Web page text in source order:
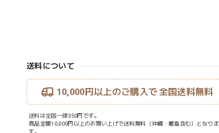
送料について
10,000円以上のご購入で全国送料無料
送料は全国一律350円です。
商品金額10,000円以上のお買い上げで送料無料（沖縄・離島含む）となりま